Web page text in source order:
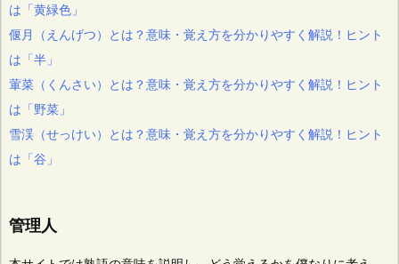
は「黄緑色」
偃月（えんげつ）とは？意味・覚え方を分かりやすく解説！ヒント
は「半」
葷菜（くんさい）とは？意味・覚え方を分かりやすく解説！ヒント
は「野菜」
雪渓（せっけい）とは？意味・覚え方を分かりやすく解説！ヒント
は「谷」
管理人